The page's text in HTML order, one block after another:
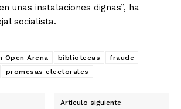
unas instalaciones dignas”, ha
socialista.
Open Arena bibliotecas
fraude
promesas electorales
Artículo siguiente